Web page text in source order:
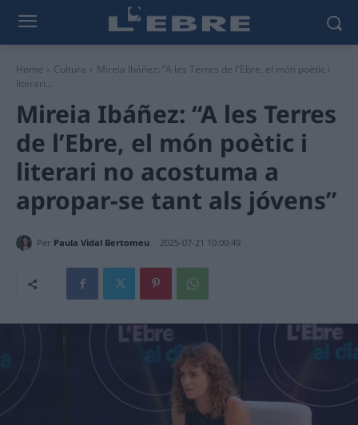
Home Cultura
Mireia Ibáñez: “A les Terres de l'Ebre, el món poètic i
literari...
Mireia Ibáñez: “A les Terres
de l’Ebre, el món poètic i
literari no acostuma a
apropar-se tant als jóvens”
Per Paula Vidal Bertomeu 2025-07-21 10:00:49